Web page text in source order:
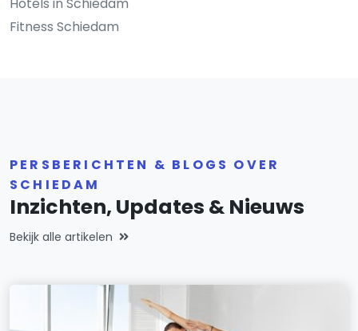
Fitness Schiedam
PERSBERICHTEN & BLOGS OVER
SCHIEDAM
Inzichten, Updates & Nieuws
Bekijk alle artikelen